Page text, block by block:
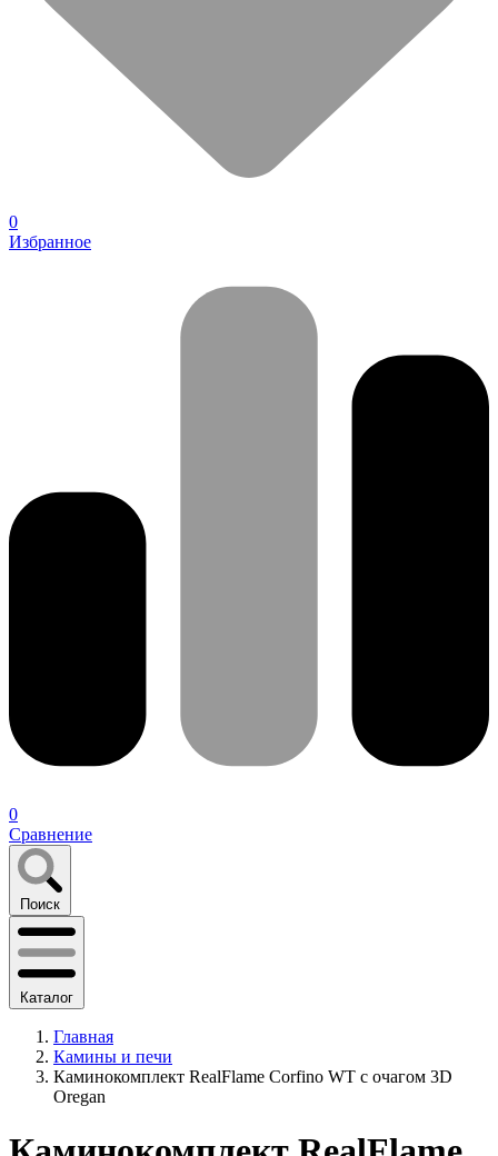
0
Избранное
0
Сравнение
Поиск
Каталог
Главная
Камины и печи
Каминокомплект RealFlame Corfino WT c очагом 3D
Oregan